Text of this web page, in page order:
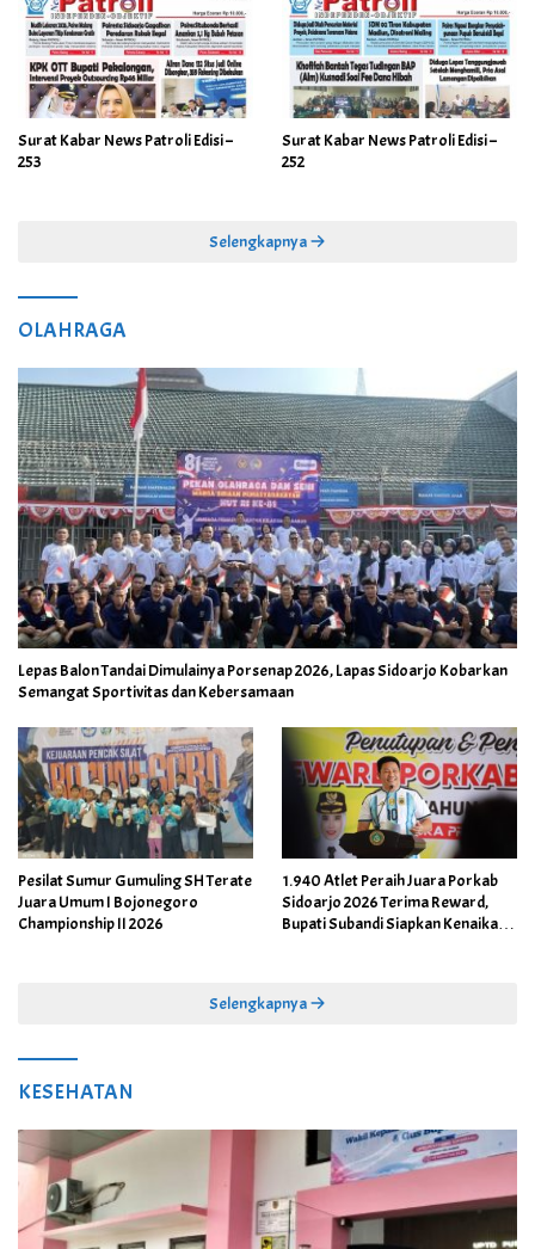
Surat Kabar News Patroli Edisi –
253
Surat Kabar News Patroli Edisi –
252
Selengkapnya
OLAHRAGA
Lepas Balon Tandai Dimulainya Porsenap 2026, Lapas Sidoarjo Kobarkan
Semangat Sportivitas dan Kebersamaan
Pesilat Sumur Gumuling SH Terate
Juara Umum I Bojonegoro
Championship II 2026
1.940 Atlet Peraih Juara Porkab
Sidoarjo 2026 Terima Reward,
Bupati Subandi Siapkan Kenaikan
Selengkapnya
KESEHATAN